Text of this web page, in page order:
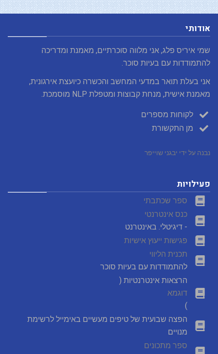
אודותי
שמי איריס פלג, אני מלווה סוכרתיים, מאמנת ומדריכה
להתמודדות עם בעיות סוכר.
אני בעלת תואר במדעי המחשב והכשרה כיועצת אירגונית,
מאמנת אישית, מנחת קבוצות ומטפלת NLP מוסמכת.
לקוחות מספרים
מן התקשורת
נבנה על ידי יבגני שוייפר
פעילויות
ספר שכתבתי
כנס אינטרנטי
- דיגיטלי. באינטרנט
פגישות ייעוץ אישיות
תכנית הליווי
להתמודדות עם בעיות סוכר
הרצאות אינטרנטיות (
דוגמא
)
הפצה שבועית של טיפים מעשיים באימייל לרשימת
מנויים
ספר מתכונים